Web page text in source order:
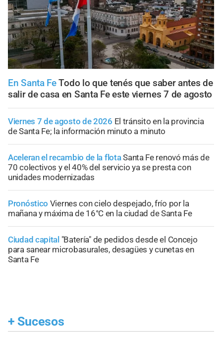
En Santa FeTodo lo que tenés que saber antes de
salir de casa en Santa Fe este viernes 7 de agosto
Viernes 7 de agosto de 2026 El tránsito en la provincia
de Santa Fe; la información minuto a minuto
Aceleran el recambio de la flotaSanta Fe renovó más de
70 colectivos y el 40% del servicio ya se presta con
unidades modernizadas
Pronóstico Viernes con cielo despejado, frío por la
mañana y máxima de 16°C en la ciudad de Santa Fe
Ciudad capital "Batería" de pedidos desde el Concejo
para sanear microbasurales, desagües y cunetas en
Santa Fe
+ Sucesos